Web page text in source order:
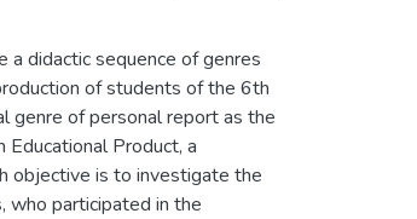
didactic sequence of genres
of students of the 6th
genre of personal report as the
Educational Product, a
objective is to investigate the
who participated in the